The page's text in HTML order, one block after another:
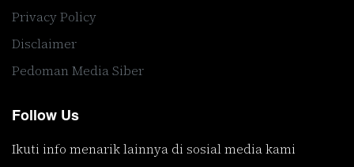
Privacy Policy
Disclaimer
Pedoman Media Siber
Follow Us
Ikuti info menarik lainnya di sosial media kami